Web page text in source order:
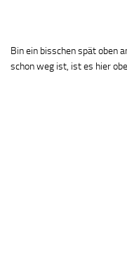
Bin ein bisschen spät oben
schon weg ist, ist es hier